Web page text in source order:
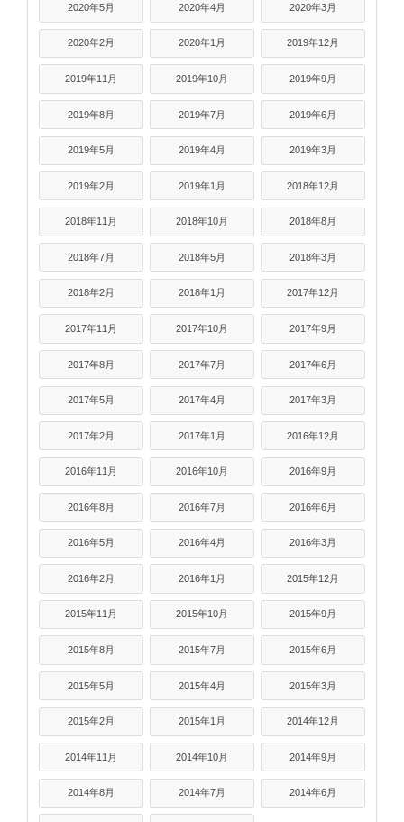
2020年5月 2020年4月 2020年3月
2020年2月 2020年1月 2019年12月
2019年11月 2019年10月 2019年9月
2019年8月 2019年7月 2019年6月
2019年5月 2019年4月 2019年3月
2019年2月 2019年1月 2018年12月
2018年11月 2018年10月 2018年8月
2018年7月 2018年5月 2018年3月
2018年2月 2018年1月 2017年12月
2017年11月 2017年10月 2017年9月
2017年8月 2017年7月 2017年6月
2017年5月 2017年4月 2017年3月
2017年2月 2017年1月 2016年12月
2016年11月 2016年10月 2016年9月
2016年8月 2016年7月 2016年6月
2016年5月 2016年4月 2016年3月
2016年2月 2016年1月 2015年12月
2015年11月 2015年10月 2015年9月
2015年8月 2015年7月 2015年6月
2015年5月 2015年4月 2015年3月
2015年2月 2015年1月 2014年12月
2014年11月 2014年10月 2014年9月
2014年8月 2014年7月 2014年6月